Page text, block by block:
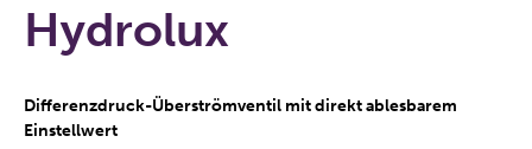
Hydrolux
Differenzdruck-Überströmventil mit direkt ablesbarem
Einstellwert